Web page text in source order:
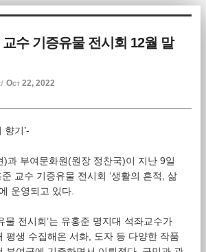
수 기증유물 전시회 12월 말
Oct 22, 2022
향기’-
)과 부여문화원(원장 정찬국)이 지난 9일
교수 기증유물 전시회 ‘생활의 흔적, 삶
운영되고 있다.
물 전시회’는 유홍준 명지대 석좌교수가
평생 수집해온 서화, 도자 등 다양한 작품
스케치북5
스케치북5